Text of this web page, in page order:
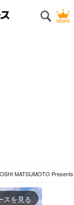
MATSUMOTO
スを見る